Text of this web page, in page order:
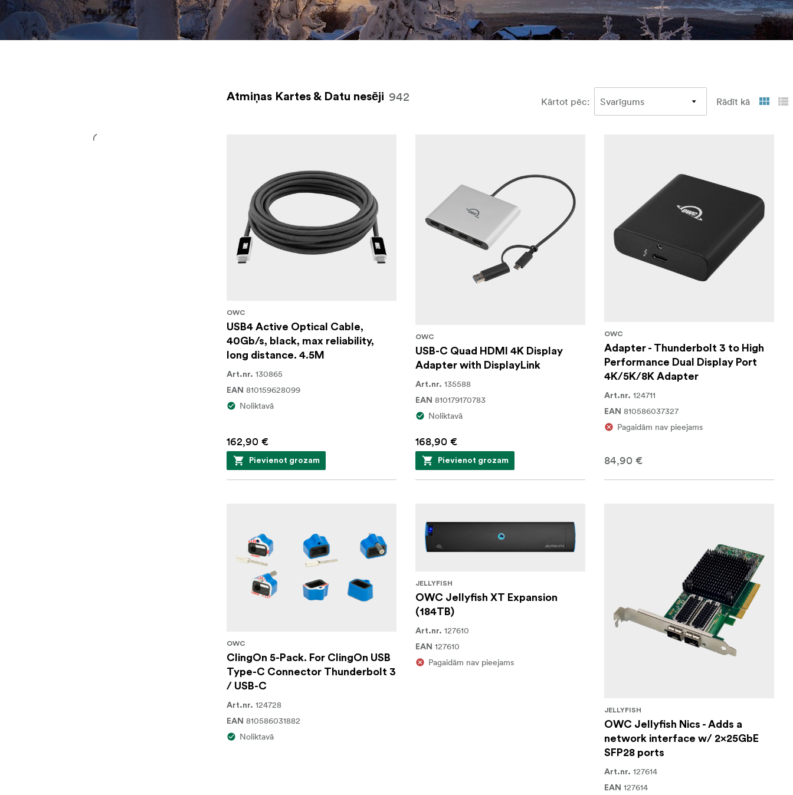
Mūsu karšu lasītāji spēj lasīt vairākus atmiņas formātus.
Atmiņas Kartes & Datu nesēji 942 Kārtot pēc: Rādīt kā
OWC
USB4 Active Optical Cable,
40Gb/s, black, max reliability,
long distance. 4.5M
Art.nr. 130865
EAN 810159628099
Noliktavā
162,90 €
Pievienot grozam
OWC
USB-C Quad HDMI 4K Display
Adapter with DisplayLink
Art.nr. 135588
EAN 810179170783
Noliktavā
168,90 €
Pievienot grozam
OWC
Adapter - Thunderbolt 3 to High
Performance Dual Display Port
4K/5K/8K Adapter
Art.nr. 124711
EAN 810586037327
Pagaidām nav pieejams
84,90 €
OWC
ClingOn 5-Pack. For ClingOn USB
Type-C Connector Thunderbolt 3
/ USB-C
Art.nr. 124728
EAN 810586031882
Noliktavā
JELLYFISH
OWC Jellyfish XT Expansion
(184TB)
Art.nr. 127610
EAN 127610
Pagaidām nav pieejams
JELLYFISH
OWC Jellyfish Nics - Adds a
network interface w/ 2x25GbE
SFP28 ports
Art.nr. 127614
EAN 127614